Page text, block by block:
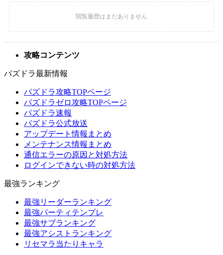
攻略コンテンツ
パズドラ最新情報
パズドラ攻略TOPページ
パズドラゼロ攻略TOPページ
パズドラ速報
パズドラ公式放送
アップデート情報まとめ
メンテナンス情報まとめ
通信エラーの原因と対処方法
ログインできない時の対処方法
最強ランキング
最強リーダーランキング
最強パーティテンプレ
最強サブランキング
最強アシストランキング
リセマラ当たりキャラ